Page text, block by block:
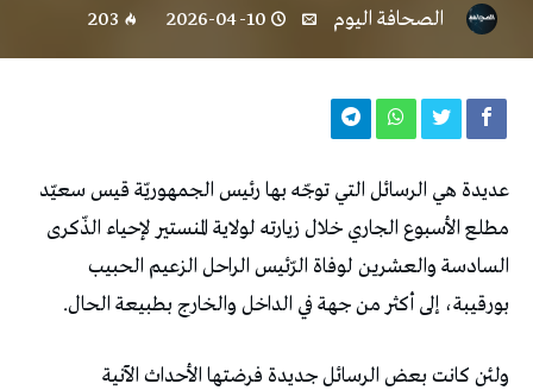
2026-04-10
203
عديدة هي الرسائل التي توجّه بها رئيس الجمهوريّة قيس سعيّد
مطلع الأسبوع الجاري خلال زيارته لولاية المنستير لإحياء الذّكرى
السادسة والعشرين لوفاة الرّئيس الراحل الزعيم الحبيب
بورقيبة، إلى أكثر من جهة في الداخل والخارج بطبيعة الحال.
ولئن كانت بعض الرسائل جديدة فرضتها الأحداث الآنية